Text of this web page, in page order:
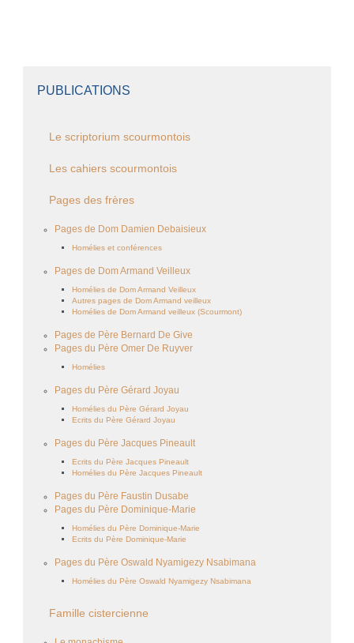
PUBLICATIONS
Le scriptorium scourmontois
Les cahiers scourmontois
Pages des frères
Pages de Dom Damien Debaisieux
Homélies et conférences
Pages de Dom Armand Veilleux
Homélies de Dom Armand Veilleux
Autres pages de Dom Armand veilleux
Homélies de Dom Armand veilleux (Scourmont)
Pages de Père Bernard De Give
Pages du Père Omer De Ruyver
Homélies
Pages du Père Gérard Joyau
Homélies du Père Gérard Joyau
Ecrits du Père Gérard Joyau
Pages du Père Jacques Pineault
Ecrits du Père Jacques Pineault
Homélies du Père Jacques Pineault
Pages du Père Faustin Dusabe
Pages du Père Dominique-Marie
Homélies du Père Dominique-Marie
Ecrits du Père Dominique-Marie
Pages du Père Oswald Nyamigezy Nsabimana
Homélies du Père Oswald Nyamigezy Nsabimana
Famille cistercienne